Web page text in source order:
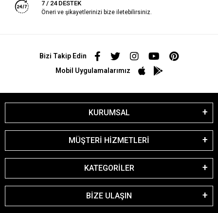
7 / 24 DESTEK
Öneri ve şikayetlerinizi bize iletebilirsiniz.
Bizi Takip Edin
Mobil Uygulamalarımız
KURUMSAL
MÜŞTERİ HİZMETLERİ
KATEGORİLER
BİZE ULAŞIN